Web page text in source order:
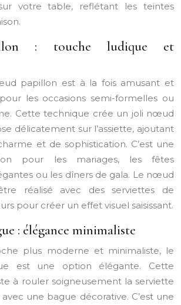
votre table, reflétant les teintes
: touche ludique et
papillon est à la fois amusant et
les occasions semi-formelles ou
Cette technique crée un joli nœud
délicatement sur l’assiette, ajoutant
et de sophistication. C’est une
pour les mariages, les fêtes
ou les dîners de gala. Le nœud
réalisé avec des serviettes de
pour créer un effet visuel saisissant.
: élégance minimaliste
plus moderne et minimaliste, le
est une option élégante. Cette
à rouler soigneusement la serviette
une bague décorative. C’est une